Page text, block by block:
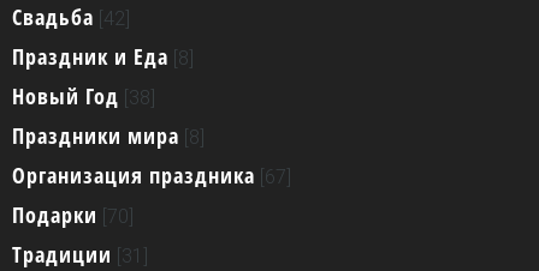
Свадьба [42]
Праздник и Еда [8]
Новый Год [38]
Праздники мира [8]
Организация праздника [67]
Подарки [70]
Традиции [31]
Реклама на сайте
Контактная информация